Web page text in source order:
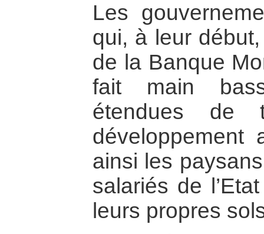
Les
qui, à leur
de la Banque
fait main
étendues
développement
ainsi les
salariés de
leurs propres